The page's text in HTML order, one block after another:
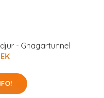
- Gnagartunnel